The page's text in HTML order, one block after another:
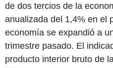
de dos tercios de la
anualizada del 1,4% en el
economía se expandió a
trimestre pasado. El
producto interior bruto de